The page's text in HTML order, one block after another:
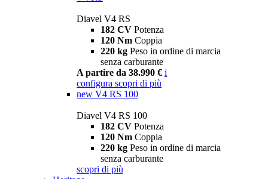
Diavel V4 RS
182 CV Potenza
120 Nm Coppia
220 kg Peso in ordine di marcia
senza carburante
A partire da 38.990 € i
configura scopri di più
new V4 RS 100
Diavel V4 RS 100
182 CV Potenza
120 Nm Coppia
220 kg Peso in ordine di marcia
senza carburante
scopri di più